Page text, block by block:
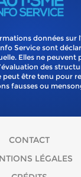
données sur
Service sont
Elles ne peuvent
des
être tenu pour
fausses ou
CONTACT
LÉGALES